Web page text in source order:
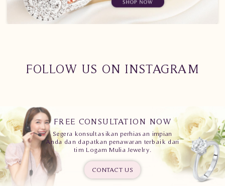
FOLLOW US ON INSTAGRAM
FREE CONSULTATION NOW
Segera konsultasikan perhiasan impian
Anda dan dapatkan penawaran terbaik dari
tim Logam Mulia Jewelry.
CONTACT US